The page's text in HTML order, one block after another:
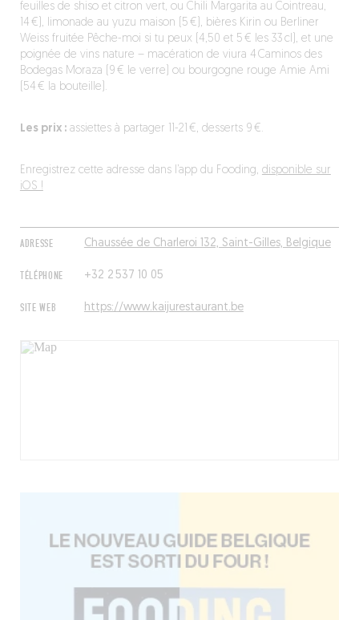
ADRESSE Chaussée de Charleroi 132, Saint-Gilles, Belgique
TÉLÉPHONE +32 2 537 10 05
SITE WEB https://www.kaijurestaurant.be
feuilles de shiso et citron vert, ou Chili Margarita au Cointreau,
14 €), limonade au yuzu maison (5 €), bières Kirin ou Berliner
Weiss fruitée Pêche-moi si tu peux (4,50 et 5 € les 33 cl), et une
poignée de vins nature – macération de viura 4 Caminos des
Bodegas Moraza (9 € le verre) ou bourgogne rouge Amie Ami
(54 € la bouteille).
Les prix :assiettes à partager 11-21 €, desserts 9 €.
Enregistrez cette adresse dans l’app du Fooding, disponible sur
iOS !